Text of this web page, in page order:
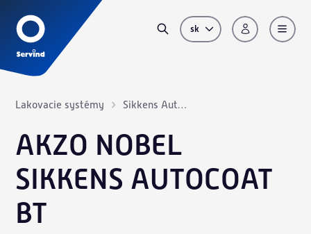
sk
Lakovacie systémy Sikkens Autocoat BT
AKZO NOBEL
SIKKENS AUTOCOAT
BT